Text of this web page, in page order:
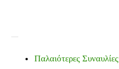
Παλαιότερες Συναυλίες